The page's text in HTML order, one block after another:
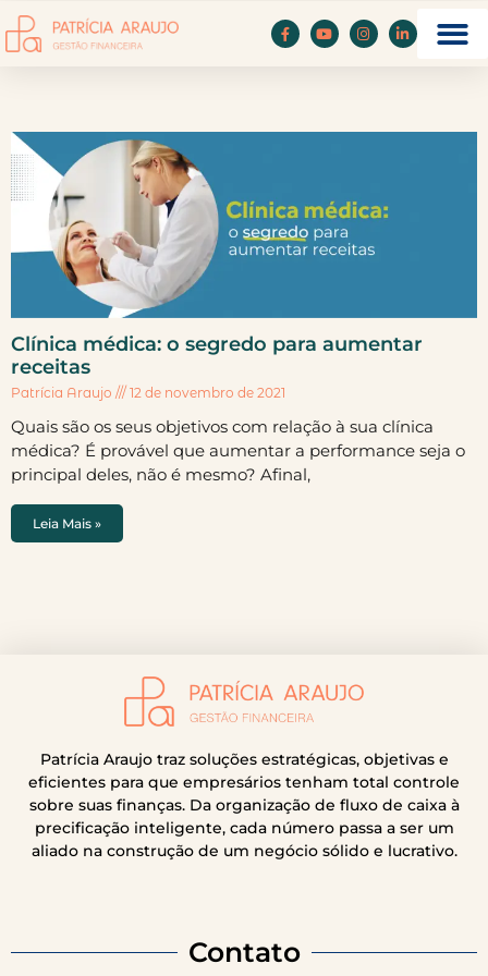
Clínica médica: o segredo para aumentar
receitas
Patrícia Araujo 12 de novembro de 2021
Quais são os seus objetivos com relação à sua clínica
médica? É provável que aumentar a performance seja o
principal deles, não é mesmo? Afinal,
Leia Mais »
Patrícia Araujo traz soluções estratégicas, objetivas e
eficientes para que empresários tenham total controle
sobre suas finanças. Da organização de fluxo de caixa à
precificação inteligente, cada número passa a ser um
aliado na construção de um negócio sólido e lucrativo.
Contato